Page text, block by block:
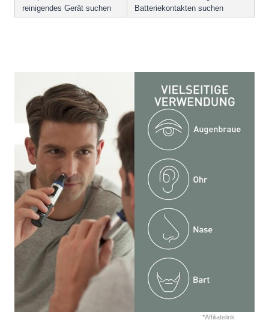
reinigendes Gerät suchen
Batteriekontakten suchen
*Affiliatelink